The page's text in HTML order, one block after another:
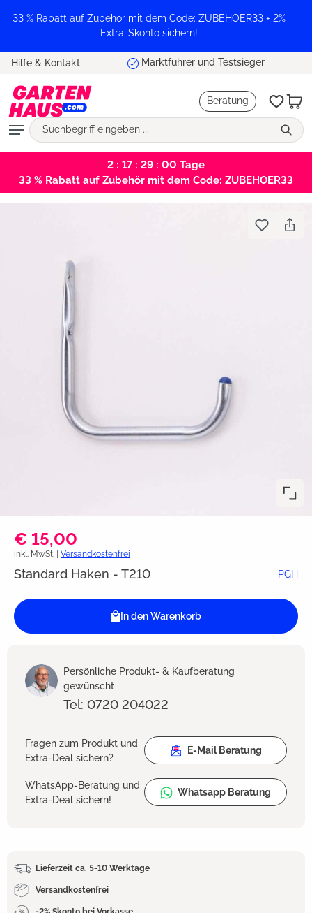
springen
33 % Rabatt auf Zubehör mit dem Code: ZUBEHOER33 + 2%
Extra-Skonto sichern!
Hilfe & Kontakt Marktführer und Testsieger
Beratung
2 : 17 : 29 : 00 Tage
33 % Rabatt auf Zubehör mit dem Code: ZUBEHOER33
€ 15,00
inkl. MwSt. | Versandkostenfrei
Standard Haken - T210 PGH
In den Warenkorb
Persönliche Produkt- & Kaufberatung
gewünscht
Tel: 0720 204022
Fragen zum Produkt und
Extra-Deal sichern?
E-Mail Beratung
WhatsApp-Beratung und
Extra-Deal sichern!
Whatsapp Beratung
Lieferzeit ca. 5-10 Werktage
Versandkostenfrei